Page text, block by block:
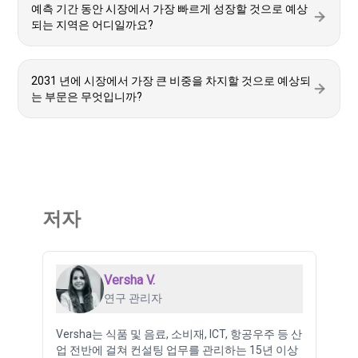
예측 기간 동안 시장에서 가장 빠르게 성장할 것으로 예상
되는 지역은 어디일까요?
2031 년에 시장에서 가장 큰 비중을 차지할 것으로 예상되
는 부문은 무엇입니까?
저자
Versha V.
연구 관리자
Versha는 식품 및 음료, 소비재, ICT, 항공우주 등 산
업 전반에 걸쳐 컨설팅 업무를 관리하는 15년 이상